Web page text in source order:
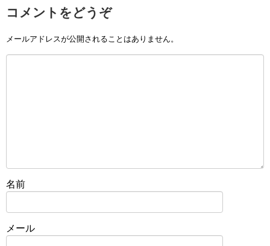
コメントをどうぞ
メールアドレスが公開されることはありません。
名前
メール